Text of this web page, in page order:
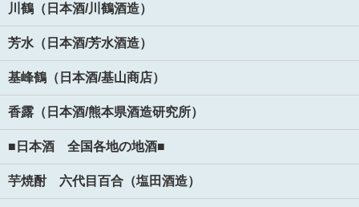
川鶴（日本酒/川鶴酒造）
芳水（日本酒/芳水酒造）
基峰鶴（日本酒/基山商店）
香露（日本酒/熊本県酒造研究所）
■日本酒 全国各地の地酒■
芋焼酎 六代目百合（塩田酒造）